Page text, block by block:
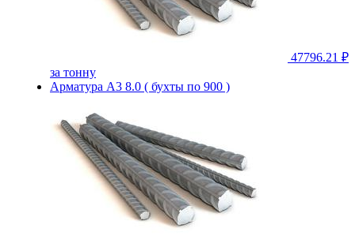
47796.21 ₽
за тонну
Арматура А3 8.0 ( бухты по 900 )